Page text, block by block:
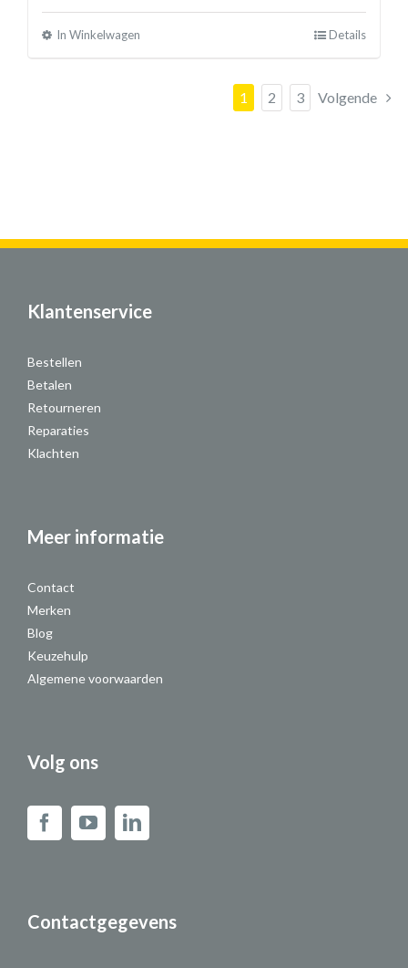
In Winkelwagen Details
1 2 3 Volgende
Klantenservice
Bestellen
Betalen
Retourneren
Reparaties
Klachten
Meer informatie
Contact
Merken
Blog
Keuzehulp
Algemene voorwaarden
Volg ons
Contactgegevens